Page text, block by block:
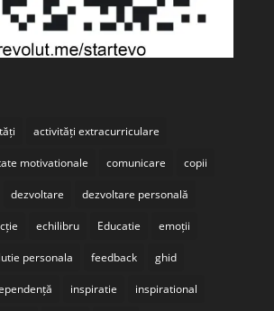
activități extracurriculare
motivationale comunicare copii
dezvoltare dezvoltare personală
echilibru Educatie emoții
personala feedback ghid
inspiratie inspirational